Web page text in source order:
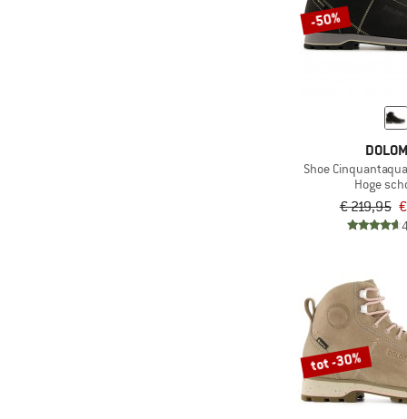
-50%
Shoe
Hoge
€ 219,95
tot -30%